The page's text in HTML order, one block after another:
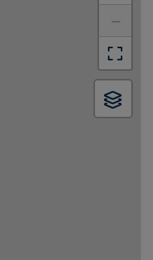
−